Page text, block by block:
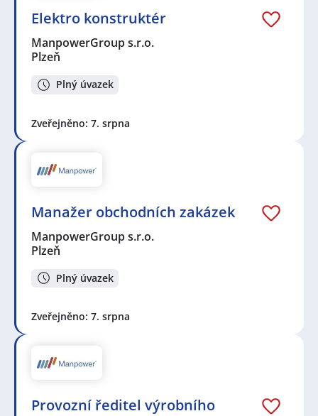
Elektro konstruktér
ManpowerGroup s.r.o.
Plzeň
Plný úvazek
Zveřejněno: 7. srpna
Manažer obchodních zakázek
ManpowerGroup s.r.o.
Plzeň
Plný úvazek
Zveřejněno: 7. srpna
Provozní ředitel výrobního